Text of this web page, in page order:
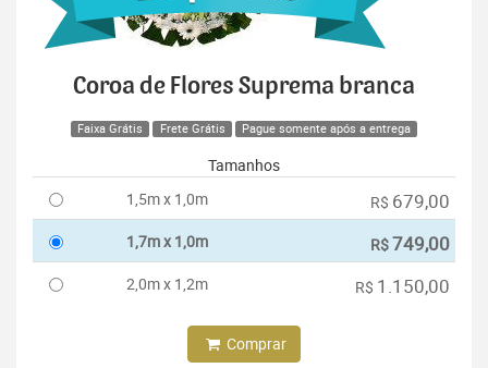
Coroa de Flores Suprema branca
Faixa Grátis Frete Grátis Pague somente após a entrega
Tamanhos
1,5m x 1,0m
R$ 679,00
1,7m x 1,0m R$749,00
2,0m x 1,2m R$ 1.150,00
Comprar